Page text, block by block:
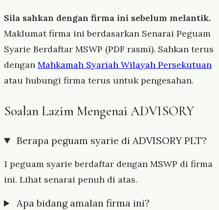
Sila sahkan dengan firma ini sebelum melantik.
Maklumat firma ini berdasarkan Senarai Peguam
Syarie Berdaftar MSWP (PDF rasmi). Sahkan terus
dengan Mahkamah Syariah Wilayah Persekutuan
atau hubungi firma terus untuk pengesahan.
Soalan Lazim Mengenai ADVISORY
Berapa peguam syarie di ADVISORY PLT?
1 peguam syarie berdaftar dengan MSWP di firma
ini. Lihat senarai penuh di atas.
Apa bidang amalan firma ini?